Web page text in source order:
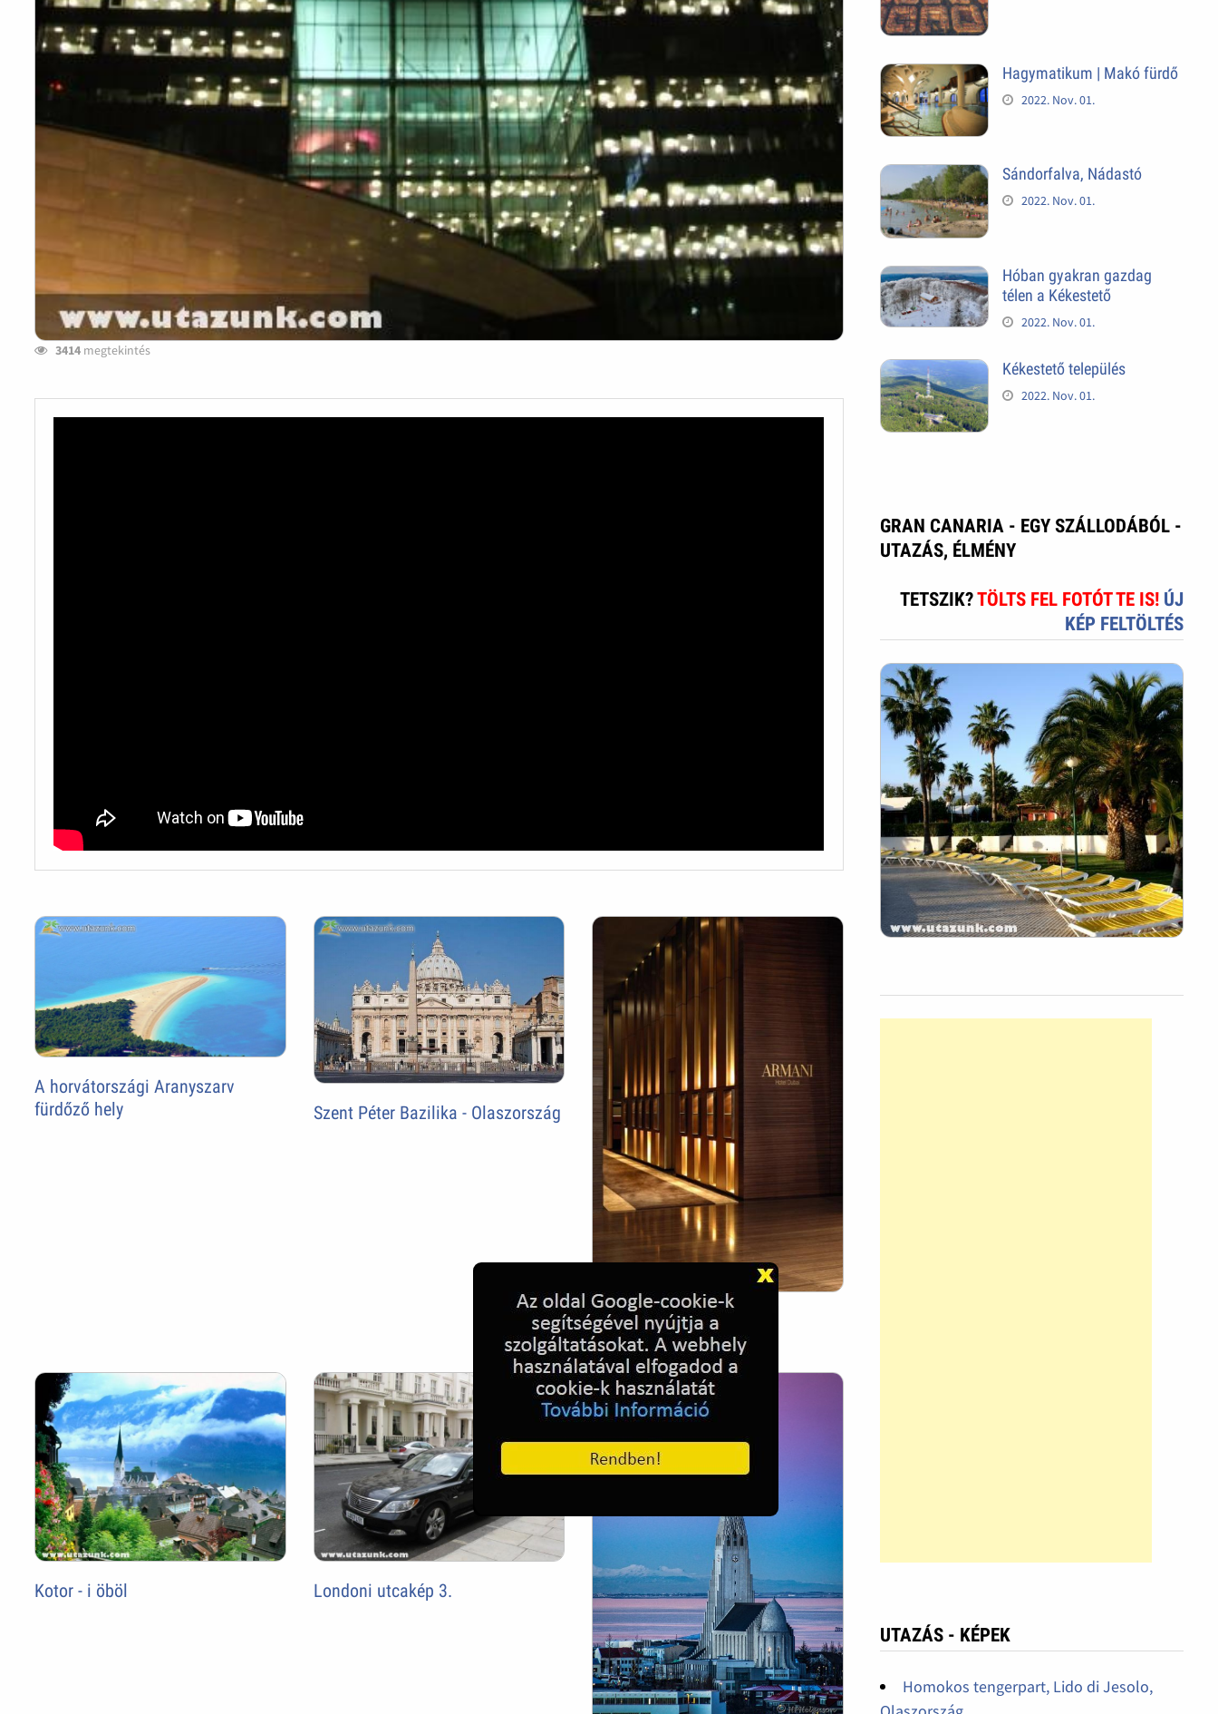
3414 megtekintés
A horvátországi Aranyszarv
fürdőző hely
Szent Péter Bazilika - Olaszország
Armani Hotel Dubai
Kotor - i öböl Londoni utcakép 3.
Hagymatikum | Makó fürdő
2022. Nov. 01.
Sándorfalva, Nádastó
2022. Nov. 01.
Hóban gyakran gazdag
télen a Kékestető
2022. Nov. 01.
Kékestető település
2022. Nov. 01.
GRAN CANARIA - EGY SZÁLLODÁBÓL -
UTAZÁS, ÉLMÉNY
TETSZIK?TÖLTS FEL FOTÓT TE IS! ÚJ
KÉP FELTÖLTÉS
UTAZÁS - KÉPEK
Homokos tengerpart, Lido di Jesolo,